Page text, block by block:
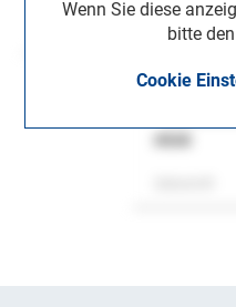
Wenn Sie diese
bitte
Cookie